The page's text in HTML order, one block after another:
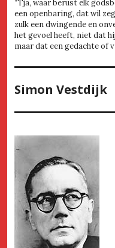
”Tja, waar berust elk
een openbaring, dat wil
zulk een dwingende en
het gevoel heeft, niet dat
maar dat een gedachte of
Simon Vestdijk